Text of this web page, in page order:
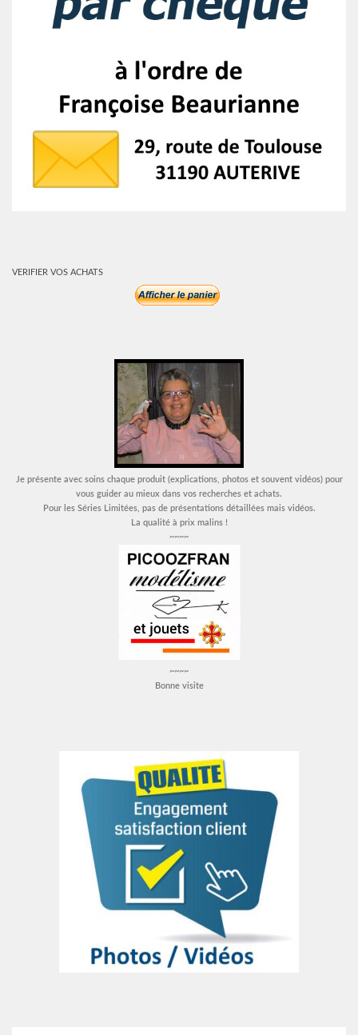
VERIFIER VOS ACHATS
Je présente avec soins chaque produit (explications, photos et souvent vidéos) pour
vous guider au mieux dans vos recherches et achats.
Pour les Séries Limitées, pas de présentations détaillées mais vidéos.
La qualité à prix malins !
~~~~
~~~~
Bonne visite